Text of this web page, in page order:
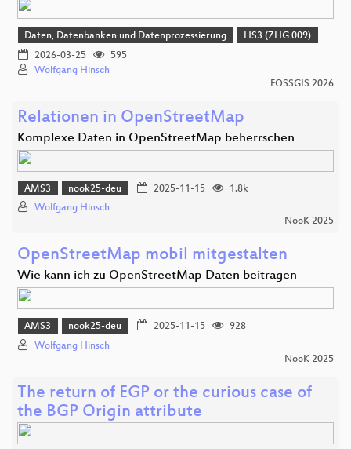
Daten, Datenbanken und Datenprozessierung
HS3 (ZHG 009)
2026-03-25
595
Wolfgang Hinsch
FOSSGIS 2026
Relationen in OpenStreetMap
Komplexe Daten in OpenStreetMap beherrschen
AMS3 nook25-deu 2025-11-15
1.8k
Wolfgang Hinsch
NooK 2025
OpenStreetMap mobil mitgestalten
Wie kann ich zu OpenStreetMap Daten beitragen
AMS3 nook25-deu 2025-11-15
928
Wolfgang Hinsch
NooK 2025
The return of EGP or the curious case of
the BGP Origin attribute